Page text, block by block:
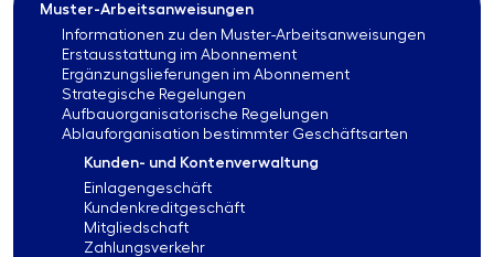
Muster-Arbeitsanweisungen
Informationen zu den Muster-Arbeitsanweisungen
Erstausstattung im Abonnement
Ergänzungslieferungen im Abonnement
Strategische Regelungen
Aufbauorganisatorische Regelungen
Ablauforganisation bestimmter Geschäftsarten
Kunden- und Kontenverwaltung
Einlagengeschäft
Kundenkreditgeschäft
Mitgliedschaft
Zahlungsverkehr